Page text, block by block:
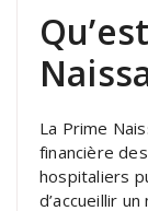
La Prime
financière
hospitaliers
d’accueillir